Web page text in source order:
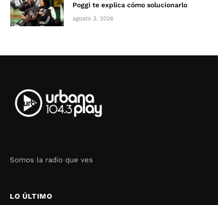
Poggi te explica cómo solucionarlo
agosto 3, 2026
Somos la radio que ves
LO ÚLTIMO